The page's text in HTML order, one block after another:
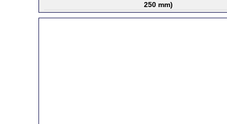
250 mm)